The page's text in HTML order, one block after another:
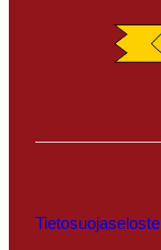
Tietosuojaseloste